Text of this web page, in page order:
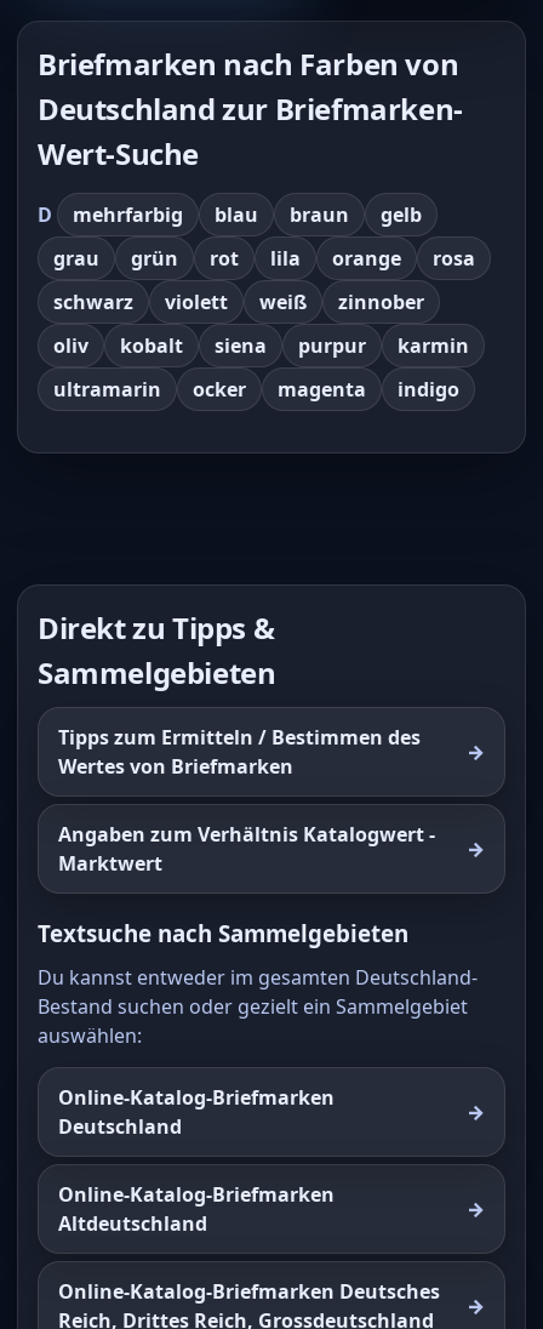
Briefmarken nach Farben von
Deutschland zur Briefmarken-
Wert-Suche
D mehrfarbig blau braun
gelb
grau
grün rot lila orange
rosa
schwarz
violett weiß
zinnober
oliv
kobalt siena purpur
karmin
ultramarin
ocker magenta indigo
Direkt zu Tipps &
Sammelgebieten
Tipps zum Ermitteln / Bestimmen des
Wertes von Briefmarken
Angaben zum Verhältnis Katalogwert -
Marktwert
Textsuche nach Sammelgebieten
Du kannst entweder im gesamten Deutschland-
Bestand suchen oder gezielt ein Sammelgebiet
auswählen:
Online-Katalog-Briefmarken
Deutschland
Online-Katalog-Briefmarken
Altdeutschland
Online-Katalog-Briefmarken Deutsches
Reich, Drittes Reich, Grossdeutschland